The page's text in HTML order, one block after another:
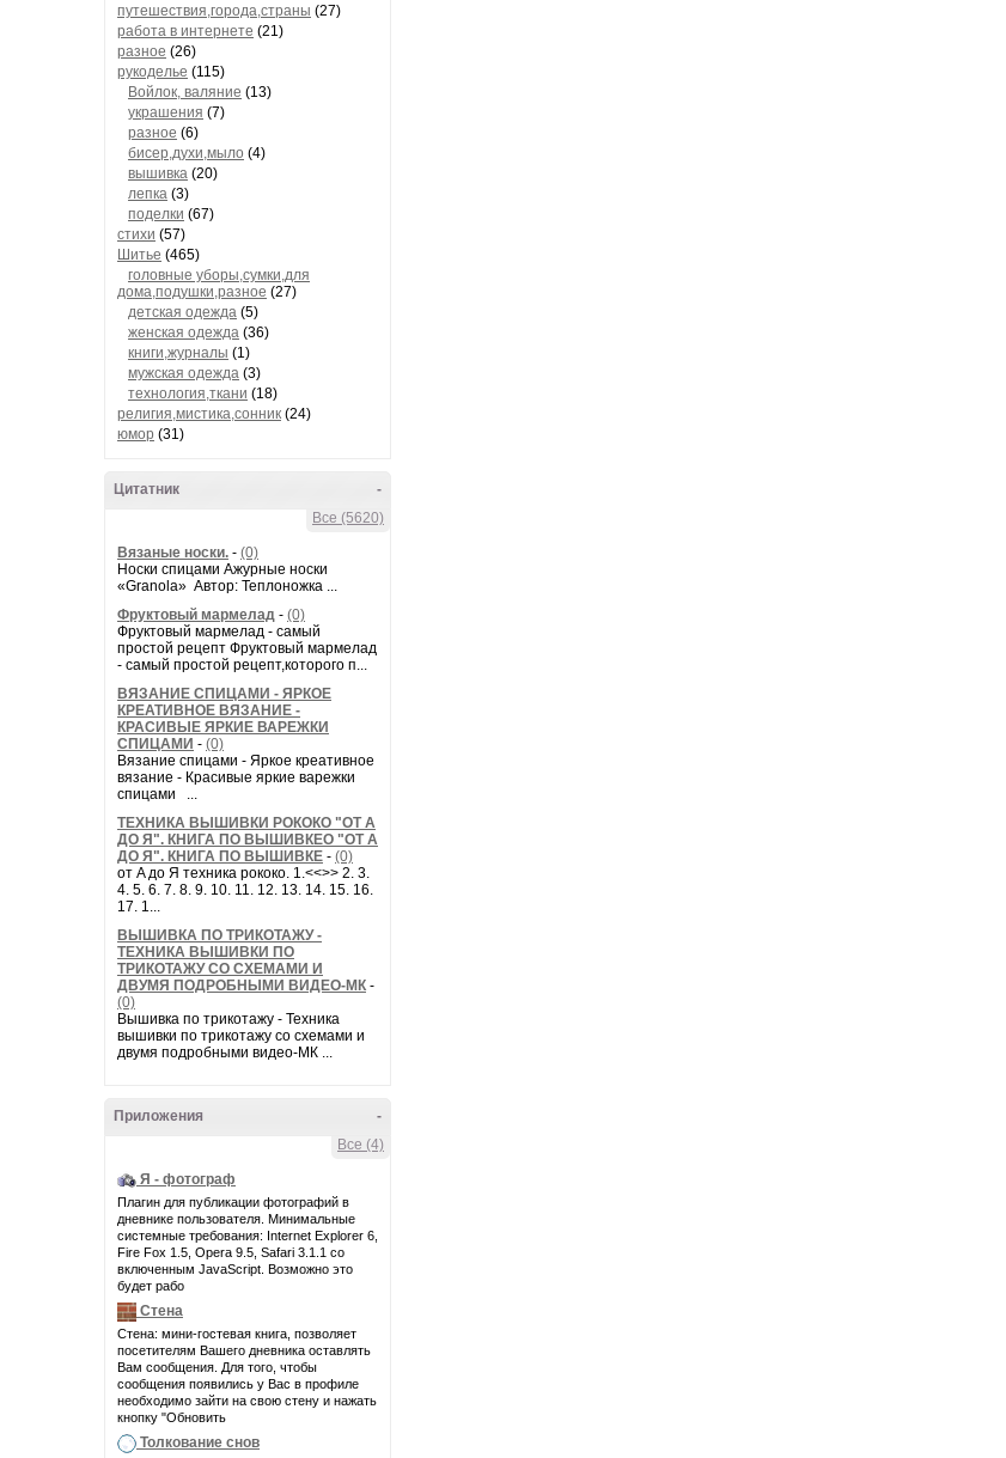
путешествия,города,страны (27)
работа в интернете (21)
разное (26)
рукоделье (115)
Войлок, валяние (13)
украшения (7)
разное (6)
бисер,духи,мыло (4)
вышивка (20)
лепка (3)
поделки (67)
стихи (57)
Шитье (465)
головные уборы,сумки,для
дома,подушки,разное (27)
детская одежда (5)
женская одежда (36)
книги,журналы (1)
мужская одежда (3)
технология,ткани (18)
религия,мистика,сонник (24)
юмор (31)
-
Цитатник
Все (5620)
Вязаные носки. - (0)
Носки спицами Ажурные носки
«Granola» Автор: Теплоножка ...
Фруктовый мармелад - (0)
Фруктовый мармелад - самый
простой рецепт Фруктовый мармелад
- самый простой рецепт,которого п...
ВЯЗАНИЕ СПИЦАМИ - ЯРКОЕ
КРЕАТИВНОЕ ВЯЗАНИЕ -
КРАСИВЫЕ ЯРКИЕ ВАРЕЖКИ
СПИЦАМИ - (0)
Вязание спицами - Яркое креативное
вязание - Красивые яркие варежки
спицами ...
ТЕХНИКА ВЫШИВКИ РОКОКО "ОТ А
ДО Я". КНИГА ПО ВЫШИВКЕО "ОТ А
ДО Я". КНИГА ПО ВЫШИВКЕ - (0)
от A до Я техника рококо. 1.<<>> 2. 3.
4. 5. 6. 7. 8. 9. 10. 11. 12. 13. 14. 15. 16.
17. 1...
ВЫШИВКА ПО ТРИКОТАЖУ -
ТЕХНИКА ВЫШИВКИ ПО
ТРИКОТАЖУ СО СХЕМАМИ И
ДВУМЯ ПОДРОБНЫМИ ВИДЕО-МК -
(0)
Вышивка по трикотажу - Техника
вышивки по трикотажу со схемами и
двумя подробными видео-МК ...
-
Приложения
Все (4)
Я - фотограф
Плагин для публикации фотографий в
дневнике пользователя. Минимальные
системные требования: Internet Explorer 6,
Fire Fox 1.5, Opera 9.5, Safari 3.1.1 со
включенным JavaScript. Возможно это
будет рабо
Стена
Стена: мини-гостевая книга, позволяет
посетителям Вашего дневника оставлять
Вам сообщения. Для того, чтобы
сообщения появились у Вас в профиле
необходимо зайти на свою стену и нажать
кнопку "Обновить
Толкование снов